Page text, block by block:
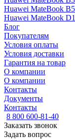
Huawei MateBook
Huawei MateBook
Блог
Покупателям
Условия оплаты
Условия доставки
Гарантия на товар
О компании
О компании
Контакты
Документы
Контакты
8 800 600-81-40
Заказать звонок
Задать вопрос